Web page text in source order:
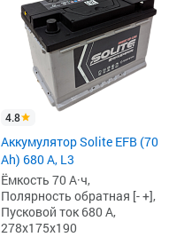
4.8
Аккумулятор Solite EFB (70
Ah) 680 А, L3
Ёмкость 70 А·ч,
Полярность обратная [- +],
Пусковой ток 680 А,
278x175x190